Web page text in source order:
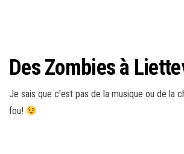
Des Zombies à
Je sais que c’est pas de la musique ou de la
fou!